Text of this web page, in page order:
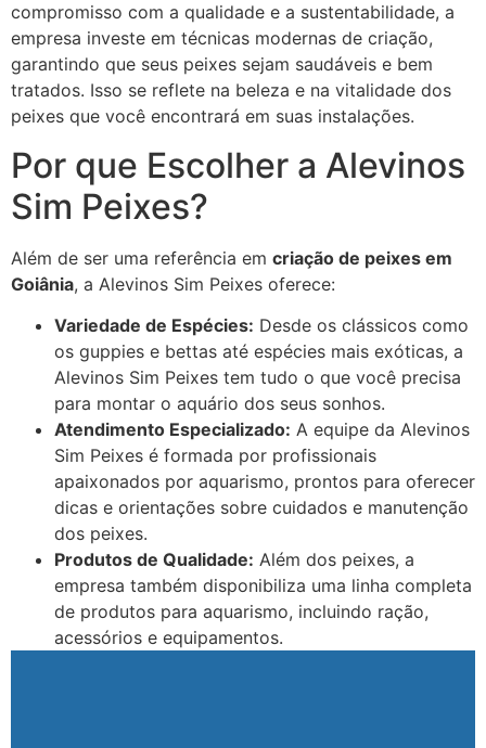
compromisso com a qualidade e a sustentabilidade, a
empresa investe em técnicas modernas de criação,
garantindo que seus peixes sejam saudáveis e bem
tratados. Isso se reflete na beleza e na vitalidade dos
peixes que você encontrará em suas instalações.
Por que Escolher a Alevinos
Sim Peixes?
Além de ser uma referência em criação de peixes em
Goiânia, a Alevinos Sim Peixes oferece:
Variedade de Espécies: Desde os clássicos como
os guppies e bettas até espécies mais exóticas, a
Alevinos Sim Peixes tem tudo o que você precisa
para montar o aquário dos seus sonhos.
Atendimento Especializado: A equipe da Alevinos
Sim Peixes é formada por profissionais
apaixonados por aquarismo, prontos para oferecer
dicas e orientações sobre cuidados e manutenção
dos peixes.
Produtos de Qualidade: Além dos peixes, a
empresa também disponibiliza uma linha completa
de produtos para aquarismo, incluindo ração,
acessórios e equipamentos.